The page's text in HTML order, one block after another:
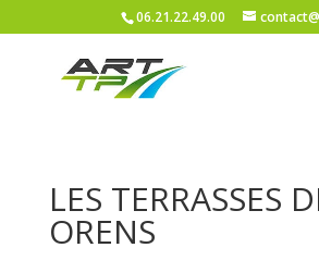
06.21.22.49.00
LES TERRASSES
ORENS